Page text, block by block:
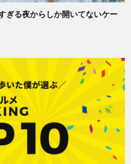
ぎる夜からしか開いてないケー